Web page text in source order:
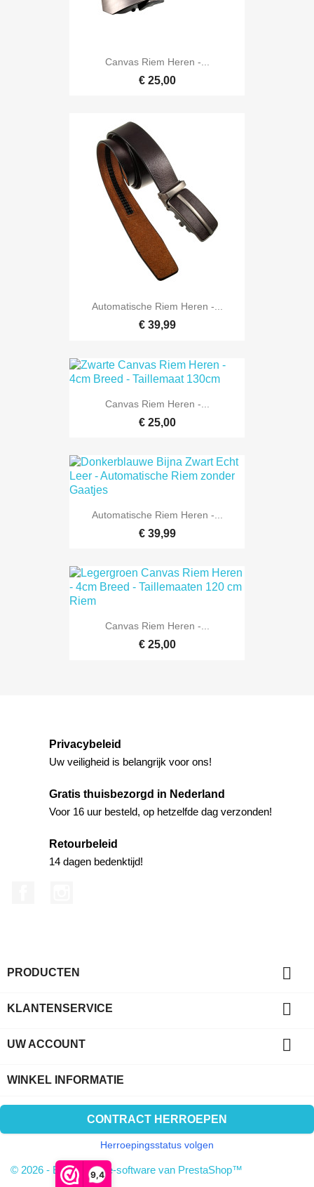
9,4
Canvas Riem Heren -...
€ 25,00
Automatische Riem Heren -...
€ 39,99
Canvas Riem Heren -...
€ 25,00
Automatische Riem Heren -...
€ 39,99
Canvas Riem Heren -...
€ 25,00
Privacybeleid
Uw veiligheid is belangrijk voor ons!
Gratis thuisbezorgd in Nederland
Voor 16 uur besteld, op hetzelfde dag verzonden!
Retourbeleid
14 dagen bedenktijd!
PRODUCTEN 
KLANTENSERVICE 
UW ACCOUNT 
WINKEL INFORMATIE
CONTRACT HERROEPEN
Herroepingsstatus volgen
© 2026 - E-commerce-software van PrestaShop™